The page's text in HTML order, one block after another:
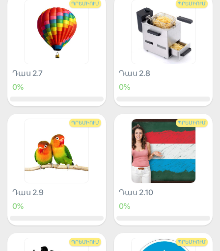
ՊՐԵՄԻՈՒՄ
Դաս 2.7
0%
ՊՐԵՄԻՈՒՄ
Դաս 2.8
0%
ՊՐԵՄԻՈՒՄ
Դաս 2.9
0%
ՊՐԵՄԻՈՒՄ
Դաս 2.10
0%
ՊՐԵՄԻՈՒՄ ՊՐԵՄԻՈՒՄ